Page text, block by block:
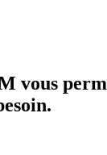
vous